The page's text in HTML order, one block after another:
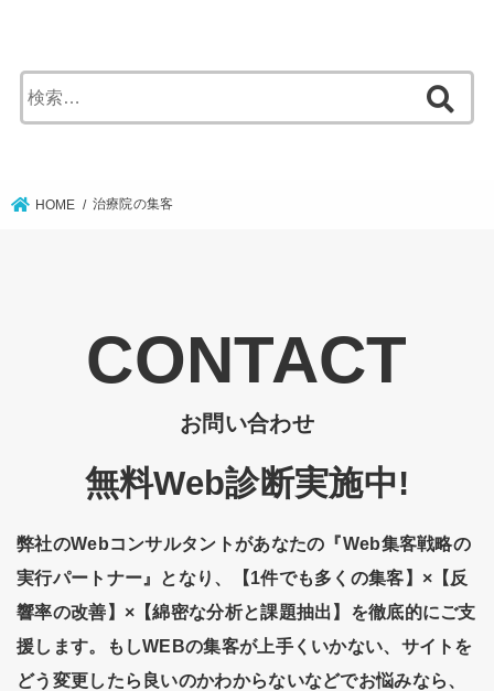
索:
HOME 治療院の集客
お問い合わせ
無料Web診断実施中!
弊社のWebコンサルタントがあなたの『Web集客戦略の
実行パートナー』となり、【1件でも多くの集客】×【反
響率の改善】×【綿密な分析と課題抽出】を徹底的にご支
援します。もしWEBの集客が上手くいかない、サイトを
どう変更したら良いのかわからないなどでお悩みなら、